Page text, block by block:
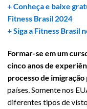
+ Conheça e baixe
Fitness Brasil 2024
+ Siga a Fitness Brasil
Formar-se em um
cinco anos de
processo de imigração
países. Somente nos
diferentes tipos de